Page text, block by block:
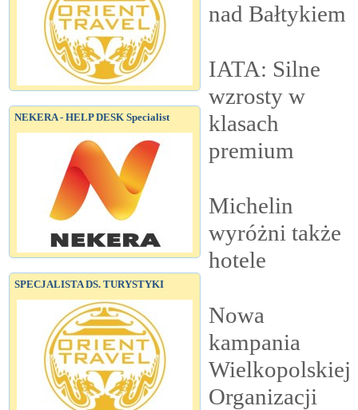
NEKERA - HELP DESK Specialist
SPECJALISTA DS. TURYSTYKI
nad Bałtykiem
IATA: Silne
wzrosty w
klasach
premium
Michelin
wyróżni także
hotele
Nowa
kampania
Wielkopolskiej
Organizacji